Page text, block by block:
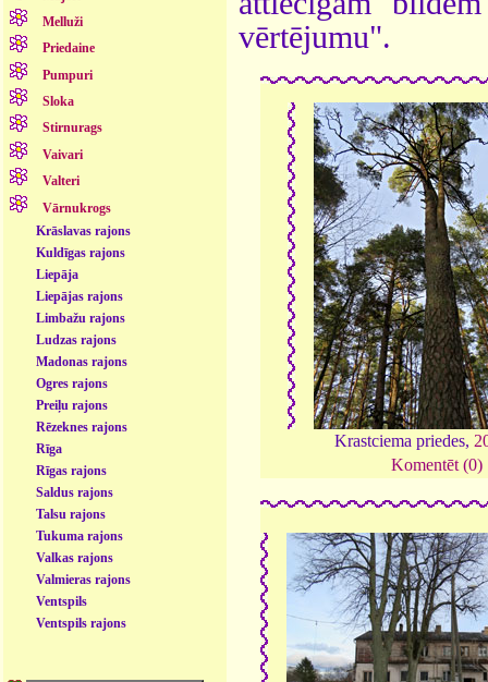
Melluži
Priedaine
Pumpuri
Sloka
Stirnurags
Vaivari
Valteri
Vārnukrogs
Krāslavas rajons
Kuldīgas rajons
Liepāja
Liepājas rajons
Limbažu rajons
Ludzas rajons
Madonas rajons
Ogres rajons
Preiļu rajons
Rēzeknes rajons
Rīga
Rīgas rajons
Saldus rajons
Talsu rajons
Tukuma rajons
Valkas rajons
Valmieras rajons
Ventspils
Ventspils rajons
vērtējumu".
Krastciema priedes,
Komentēt (0)